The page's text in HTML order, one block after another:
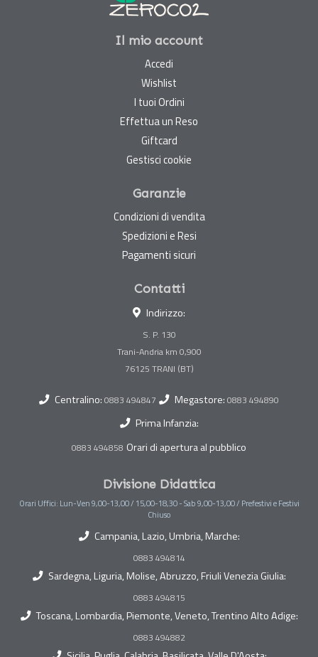
Il mio account
Accedi
Wishlist
I tuoi Ordini
Effettua un Reso
Giftcard
Gestisci cookie
Garanzie
Condizioni di vendita
Spedizioni e Resi
Pagamenti sicuri
Contatti
Indirizzo:
S. P. 130
Trani-Andria km 0,900
Centralino: 0883 494847 Megastore: 0883 494890
Prima Infanzia:
0883 494858 Orari di apertura al pubblico
Divisione Didattica
Orari Uffici: Lun-Ven 9,00-13,00 / 15,00-18,30 - Sab 9,00-13,00 / Prefestivi e Festivi
Chiuso
Campania, Lazio, Umbria, Marche:
0883 494814
Sardegna, Liguria, Molise, Abruzzo, Friuli Venezia Giulia:
0883 494815
Toscana, Lombardia, Piemonte, Veneto, Trentino Alto Adige:
0883 494882